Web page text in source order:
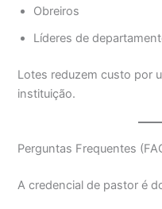
Obreiros
Líderes de
Lotes reduzem custo por
instituição.
Perguntas Frequentes
A credencial de pastor é